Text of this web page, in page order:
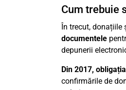
Cum trebuie
În trecut, donațiile
documentele
depunerii
Din 2017,
confirmările de